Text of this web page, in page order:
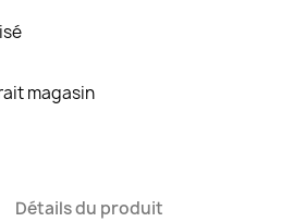
magasin
Détails du produit